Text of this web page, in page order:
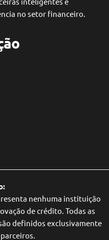
no setor financeiro.
nenhuma instituição
de crédito. Todas as
definidos exclusivamente